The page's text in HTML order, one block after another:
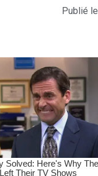
Publié le